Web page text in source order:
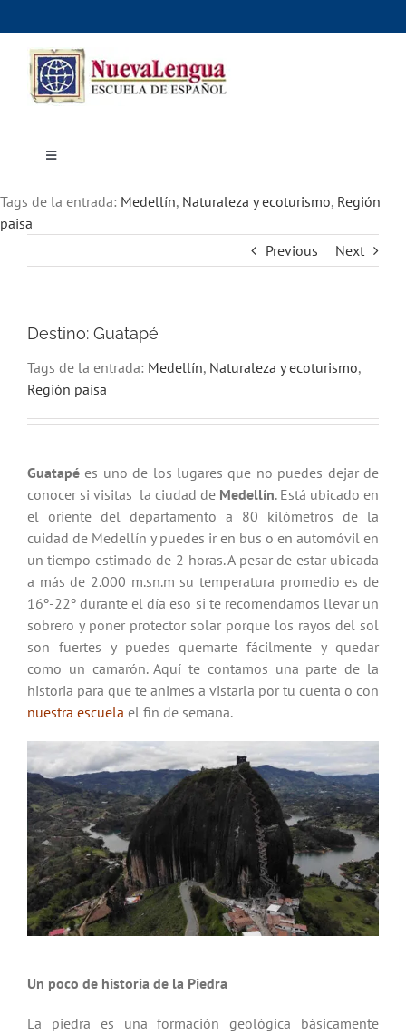
to
content
Toggle
Cursos
Actividades culturales
Tags de la entrada: Medellín, Naturaleza y ecoturismo, Región
paisa
Previous
Next
Destino: Guatapé
Tags de la entrada: Medellín, Naturaleza y ecoturismo,
Región paisa
Guatapées uno de los lugares que no puedes dejar de
conocer si visitas la ciudad de Medellín. Está ubicado en
el oriente del departamento a 80 kilómetros de la
cuidad de Medellín y puedes ir en bus o en automóvil en
un tiempo estimado de 2 horas. A pesar de estar ubicada
a más de 2.000 m.sn.m su temperatura promedio es de
16º-22º durante el día eso si te recomendamos llevar un
sobrero y poner protector solar porque los rayos del sol
son fuertes y puedes quemarte fácilmente y quedar
como un camarón. Aquí te contamos una parte de la
historia para que te animes a vistarla por tu cuenta o con
nuestra escuela el fin de semana.
Un poco de historia de la Piedra
La piedra es una formación geológica básicamente